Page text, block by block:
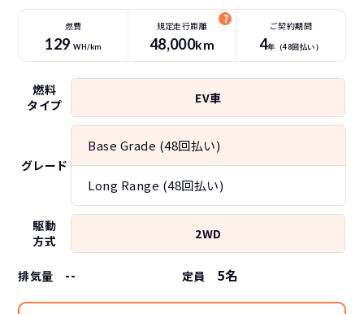
燃費
129 WH/km
規定走行距離
48,000km
ご契約期間
4年（48回払い）
燃料
タイプ
EV車
グレード
Base Grade (48回払い)
Long Range (48回払い)
駆動
方式
2WD
排気量 -- 定員 5名